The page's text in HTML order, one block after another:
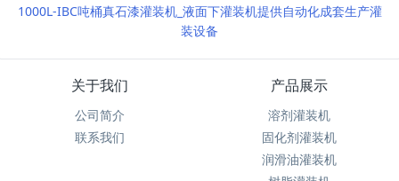
1000L-IBC吨桶真石漆灌装机_液面下灌装机提供自动化成套生产灌
装设备
关于我们
公司简介
联系我们
产品展示
溶剂灌装机
固化剂灌装机
润滑油灌装机